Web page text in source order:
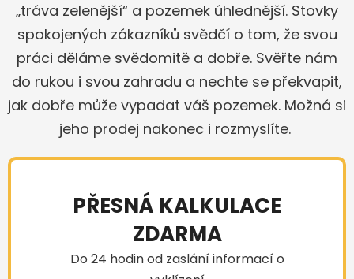
„tráva zelenější“ a pozemek úhlednější. Stovky
spokojených zákazníků svědčí o tom, že svou
práci děláme svědomitě a dobře. Svěřte nám
do rukou i svou zahradu a nechte se překvapit,
jak dobře může vypadat váš pozemek. Možná si
jeho prodej nakonec i rozmyslíte.
PŘESNÁ KALKULACE
ZDARMA
Do 24 hodin od zaslání informací o